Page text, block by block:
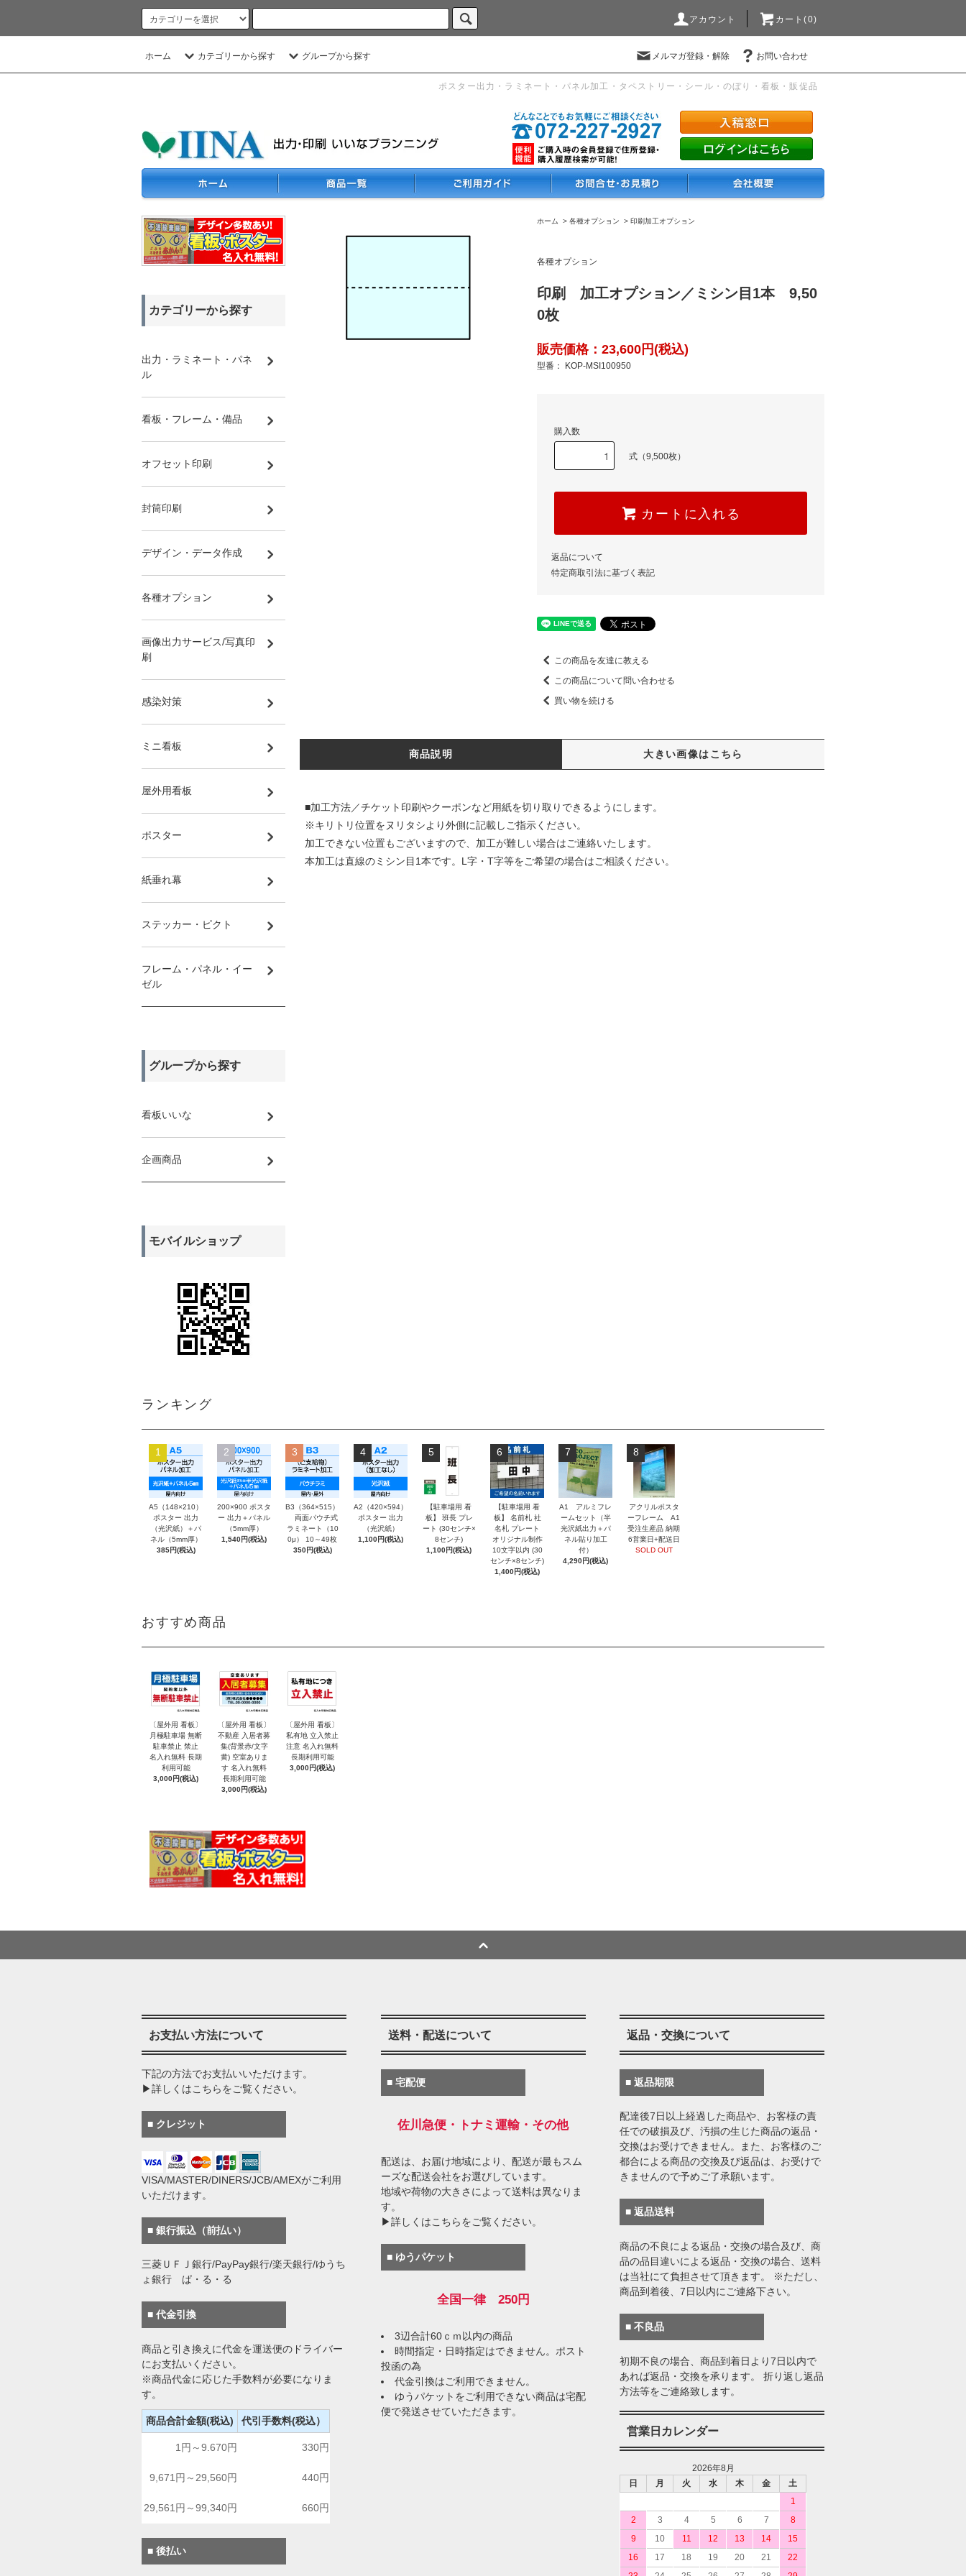
アカウント カート(0)
ホーム カテゴリーから探す グループから探す メルマガ登録・解除 お問い合わせ
ポスター出力・ラミネート・パネル加工・タペストリー・シール・のぼり・看板・販促品
ホーム > 各種オプション > 印刷加工オプション
各種オプション
印刷 加工オプション／ミシン目1本 9,50
0枚
販売価格：23,600円(税込)
型番： KOP-MSI100950
購入数
式（9,500枚）
カートに入れる
返品について
特定商取引法に基づく表記
この商品を友達に教える
この商品について問い合わせる
買い物を続ける
商品説明 大きい画像はこちら
■加工方法／チケット印刷やクーポンなど用紙を切り取りできるようにします。
※キリトリ位置をヌリタシより外側に記載しご指示ください。
加工できない位置もございますので、加工が難しい場合はご連絡いたします。
本加工は直線のミシン目1本です。L字・T字等をご希望の場合はご相談ください。
カテゴリーから探す
出力・ラミネート・パネ
ル
看板・フレーム・備品
オフセット印刷
封筒印刷
デザイン・データ作成
各種オプション
画像出力サービス/写真印
刷
感染対策
ミニ看板
屋外用看板
ポスター
紙垂れ幕
ステッカー・ピクト
フレーム・パネル・イー
ゼル
グループから探す
看板いいな
企画商品
モバイルショップ
ランキング
1
A5（148×210）
ポスター 出力
（光沢紙）＋パ
ネル（5mm厚）
385円(税込)
2
200×900 ポスタ
ー 出力＋パネル
（5mm厚）
1,540円(税込)
3
B3（364×515）
両面パウチ式
ラミネート（10
0μ） 10～49枚
350円(税込)
4
A2（420×594）
ポスター 出力
（光沢紙）
1,100円(税込)
5
【駐車場用 看
板】 班長 プレ
ート (30センチ×
8センチ)
1,100円(税込)
6
【駐車場用 看
板】 名前札 社
名札 プレート
オリジナル制作
10文字以内 (30
センチ×8センチ)
1,400円(税込)
7
A1 アルミフレ
ームセット（半
光沢紙出力＋パ
ネル貼り加工
付）
4,290円(税込)
8
アクリルポスタ
ーフレーム A1
受注生産品 納期
6営業日+配送日
SOLD OUT
おすすめ商品
〔屋外用 看板〕
月極駐車場 無断
駐車禁止 禁止
名入れ無料 長期
利用可能
3,000円(税込)
〔屋外用 看板〕
不動産 入居者募
集(背景赤/文字
黄) 空室ありま
す 名入れ無料
長期利用可能
3,000円(税込)
〔屋外用 看板〕
私有地 立入禁止
注意 名入れ無料
長期利用可能
3,000円(税込)
お支払い方法について
下記の方法でお支払いいただけます。
▶詳しくはこちらをご覧ください。
■ クレジット
VISA/MASTER/DINERS/JCB/AMEXがご利用
いただけます。
■ 銀行振込（前払い）
三菱ＵＦＪ銀行/PayPay銀行/楽天銀行/ゆうち
ょ銀行 ぱ・る・る
■ 代金引換
商品と引き換えに代金を運送便のドライバー
にお支払いください。
※商品代金に応じた手数料が必要になりま
す。
商品合計金額(税込) 代引手数料(税込）
1円～9.670円 330円
9,671円～29,560円 440円
29,561円～99,340円 660円
■ 後払い
送料・配送について
■ 宅配便
佐川急便・トナミ運輸・その他
配送は、お届け地域により、配送が最もスム
ーズな配送会社をお選びしています。
地域や荷物の大きさによって送料は異なりま
す。
▶詳しくはこちらをご覧ください。
■ ゆうパケット
全国一律 250円
3辺合計60ｃｍ以内の商品
時間指定・日時指定はできません。ポスト
投函の為
代金引換はご利用できません。
ゆうパケットをご利用できない商品は宅配
便で発送させていただきます。
返品・交換について
■ 返品期限
配達後7日以上経過した商品や、お客様の責
任での破損及び、汚損の生じた商品の返品・
交換はお受けできません。また、お客様のご
都合による商品の交換及び返品は、お受けで
きませんので予めご了承願います。
■ 返品送料
商品の不良による返品・交換の場合及び、商
品の品目違いによる返品・交換の場合、送料
は当社にて負担させて頂きます。 ※ただし、
商品到着後、7日以内にご連絡下さい。
■ 不良品
初期不良の場合、商品到着日より7日以内で
あれば返品・交換を承ります。 折り返し返品
方法等をご連絡致します。
営業日カレンダー
2026年8月
日
月 火 水 木 金
土
1
2
3 4 5 6 7
8
9
10 11 12 13 14
15
16
17 18 19 20 21
22